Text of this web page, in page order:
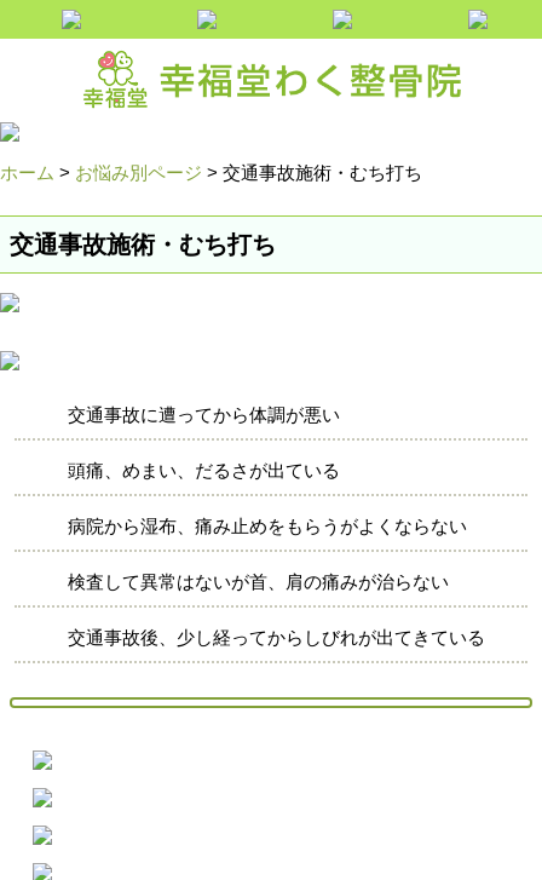
郡山市で交通事故に遭ってしまったら、わく整骨院にお任せ！
ホーム > お悩み別ページ > 交通事故施術・むち打ち
交通事故施術・むち打ち
交通事故に遭ってから体調が悪い
頭痛、めまい、だるさが出ている
病院から湿布、痛み止めをもらうがよくならない
検査して異常はないが首、肩の痛みが治らない
交通事故後、少し経ってからしびれが出てきている